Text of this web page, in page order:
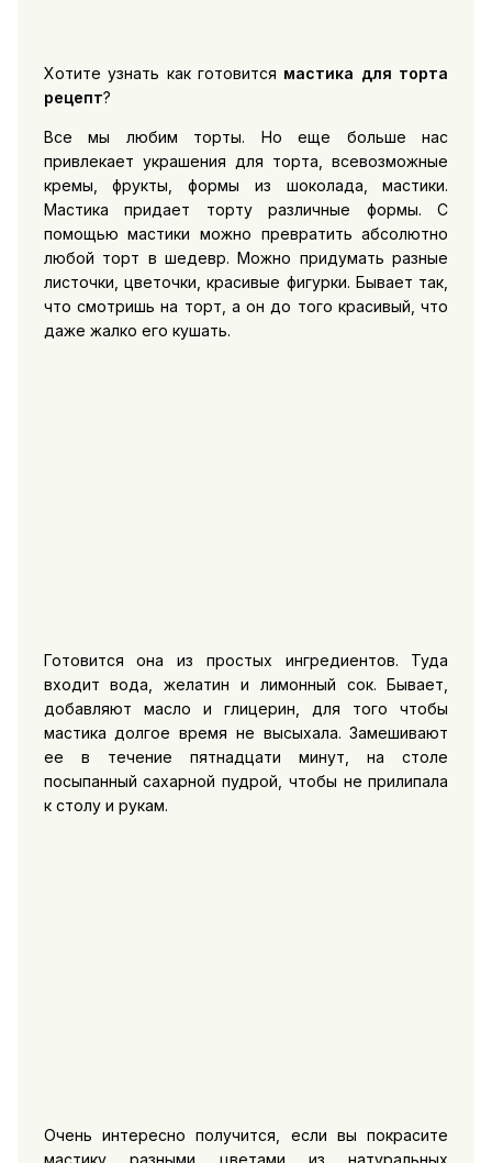
Хотите узнать как готовится мастика для торта
рецепт?
Все мы любим торты. Но еще больше нас
привлекает украшения для торта, всевозможные
кремы, фрукты, формы из шоколада, мастики.
Мастика придает торту различные формы. С
помощью мастики можно превратить абсолютно
любой торт в шедевр. Можно придумать разные
листочки, цветочки, красивые фигурки. Бывает так,
что смотришь на торт, а он до того красивый, что
даже жалко его кушать.
Готовится она из простых ингредиентов. Туда
входит вода, желатин и лимонный сок. Бывает,
добавляют масло и глицерин, для того чтобы
мастика долгое время не высыхала. Замешивают
ее в течение пятнадцати минут, на столе
посыпанный сахарной пудрой, чтобы не прилипала
к столу и рукам.
Очень интересно получится, если вы покрасите
мастику разными цветами из натуральных